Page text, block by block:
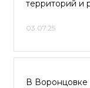
территорий и
03.07.25
В Воронцовке